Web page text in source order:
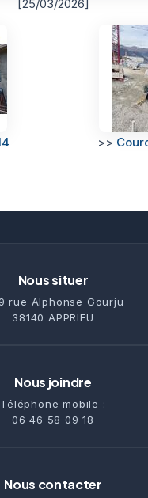
[25/03/2026]
>>
Nous situer
rue Alphonse Gourju
38140 APPRIEU
Nous joindre
Téléphone mobile :
06 46 58 09 18
Nous contacter